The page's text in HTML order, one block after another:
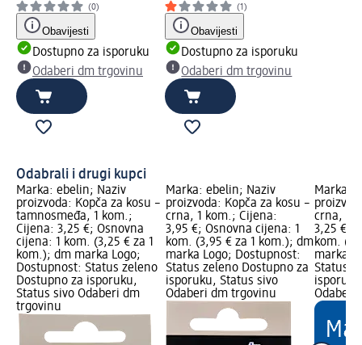
(0)
Obavijesti
Dostupno za isporuku
Odaberi dm trgovinu
(1)
Obavijesti
Dostupno za isporuku
Odaberi dm trgovinu
Odabrali i drugi kupci
Marka: ebelin; Naziv
proizvoda: Kopča za kosu –
tamnosmeđa, 1 kom.;
Cijena: 3,25 €; Osnovna
cijena: 1 kom. (3,25 € za 1
kom.); dm marka Logo;
Dostupnost: Status zeleno
Dostupno za isporuku,
Status sivo Odaberi dm
trgovinu
Marka: ebelin; Naziv
proizvoda: Kopča za kosu –
crna, 1 kom.; Cijena:
3,95 €; Osnovna cijena: 1
kom. (3,95 € za 1 kom.); dm
marka Logo; Dostupnost:
Status zeleno Dostupno za
isporuku, Status sivo
Odaberi dm trgovinu
Marka:
crna, 1
3,25 €;
kom.
marka
Status
Odaberi